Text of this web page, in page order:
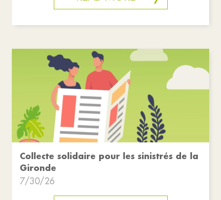
Collecte solidaire pour les sinistrés de la
Gironde
7/30/26